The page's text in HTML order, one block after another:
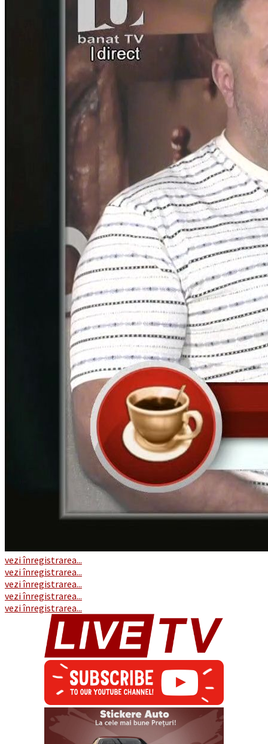
vezi înregistrarea...
vezi înregistrarea...
vezi înregistrarea...
vezi înregistrarea...
vezi înregistrarea...